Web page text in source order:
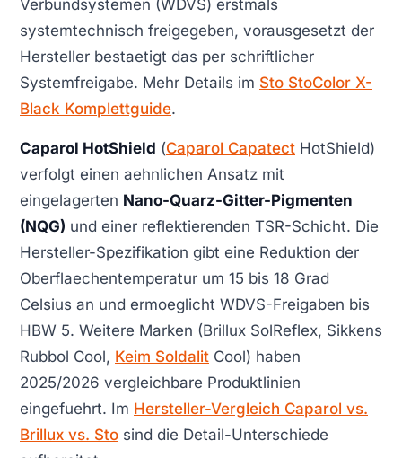
Verbundsystemen (WDVS) erstmals
systemtechnisch freigegeben, vorausgesetzt der
Hersteller bestaetigt das per schriftlicher
Systemfreigabe. Mehr Details im Sto StoColor X-
Black Komplettguide.
Caparol HotShield (Caparol Capatect HotShield)
verfolgt einen aehnlichen Ansatz mit
eingelagerten Nano-Quarz-Gitter-Pigmenten
(NQG) und einer reflektierenden TSR-Schicht. Die
Hersteller-Spezifikation gibt eine Reduktion der
Oberflaechentemperatur um 15 bis 18 Grad
Celsius an und ermoeglicht WDVS-Freigaben bis
HBW 5. Weitere Marken (Brillux SolReflex, Sikkens
Rubbol Cool, Keim Soldalit Cool) haben
2025/2026 vergleichbare Produktlinien
eingefuehrt. Im Hersteller-Vergleich Caparol vs.
Brillux vs. Sto sind die Detail-Unterschiede